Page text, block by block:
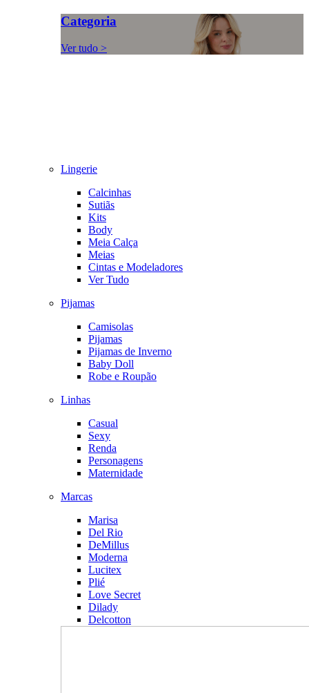
Categoria
Ver tudo >
Lingerie
Calcinhas
Sutiãs
Kits
Body
Meia Calça
Meias
Cintas e Modeladores
Ver Tudo
Pijamas
Camisolas
Pijamas
Pijamas de Inverno
Baby Doll
Robe e Roupão
Linhas
Casual
Sexy
Renda
Personagens
Maternidade
Marcas
Marisa
Del Rio
DeMillus
Moderna
Lucitex
Plié
Love Secret
Dilady
Delcotton